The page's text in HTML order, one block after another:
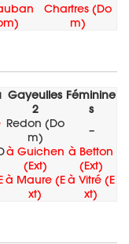
Chartres (Do
m)
Gayeulles
2
Féminine
s
Redon (Do
m)
–
à Guichen
(Ext)
à Betton
(Ext)
à Maure (E
xt)
à Vitré (E
xt)